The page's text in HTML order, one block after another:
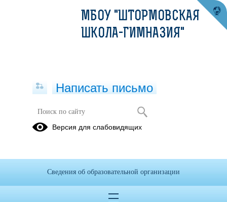
ВСОКО
(скачать)
МБОУ "ШТОРМОВСКАЯ
ШКОЛА-ГИМНАЗИЯ"
Написать письмо
Версия для слабовидящих
Сведения об образовательной организации